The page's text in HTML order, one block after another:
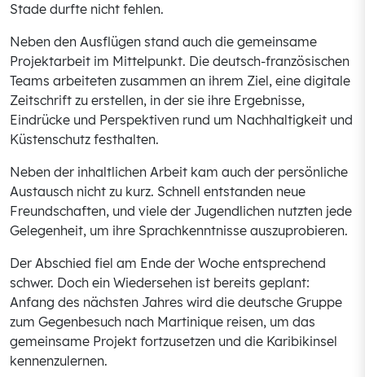
Stade durfte nicht fehlen.
Neben den Ausflügen stand auch die gemeinsame
Projektarbeit im Mittelpunkt. Die deutsch-französischen
Teams arbeiteten zusammen an ihrem Ziel, eine digitale
Zeitschrift zu erstellen, in der sie ihre Ergebnisse,
Eindrücke und Perspektiven rund um Nachhaltigkeit und
Küstenschutz festhalten.
Neben der inhaltlichen Arbeit kam auch der persönliche
Austausch nicht zu kurz. Schnell entstanden neue
Freundschaften, und viele der Jugendlichen nutzten jede
Gelegenheit, um ihre Sprachkenntnisse auszuprobieren.
Der Abschied fiel am Ende der Woche entsprechend
schwer. Doch ein Wiedersehen ist bereits geplant:
Anfang des nächsten Jahres wird die deutsche Gruppe
zum Gegenbesuch nach Martinique reisen, um das
gemeinsame Projekt fortzusetzen und die Karibikinsel
kennenzulernen.